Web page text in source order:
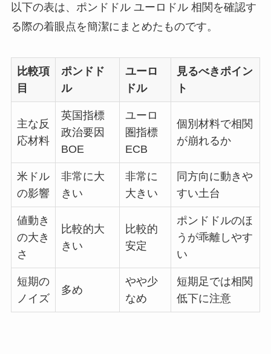
以下の表は、ポンドドル ユーロドル 相関を確認す
る際の着眼点を簡潔にまとめたものです。
比較項
目
ポンドド
ル
ユーロ
ドル
見るべきポイン
ト
主な反
応材料
英国指標
政治要因
BOE
ユーロ
圏指標
ECB
個別材料で相関
が崩れるか
米ドル
の影響
非常に大
きい
非常に
大きい
同方向に動きや
すい土台
値動き
の大き
さ
比較的大
きい
比較的
安定
ポンドドルのほ
うが乖離しやす
い
短期の
ノイズ
多め
やや少
なめ
短期足では相関
低下に注意